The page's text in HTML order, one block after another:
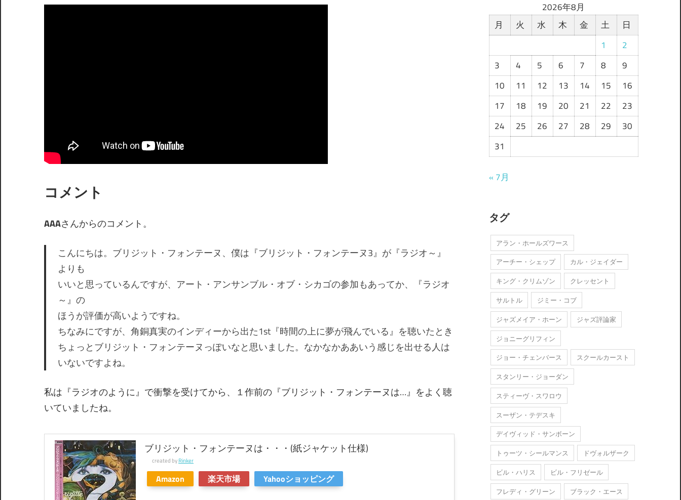
コメント
AAAさんからのコメント。
こんにちは。ブリジット・フォンテーヌ、僕は『ブリジット・フォンテーヌ3』が『ラジオ～』
よりも
いいと思っているんですが、アート・アンサンブル・オブ・シカゴの参加もあってか、『ラジオ
～』の
ほうが評価が高いようですね。
ちなみにですが、角銅真実のインディーから出た1st『時間の上に夢が飛んでいる』を聴いたとき
ちょっとブリジット・フォンテーヌっぽいなと思いました。なかなかああいう感じを出せる人は
いないですよね。
私は『ラジオのように』で衝撃を受けてから、１作前の『ブリジット・フォンテーヌは…』をよく聴
いていましたね。
ブリジット・フォンテーヌは・・・(紙ジャケット仕様)
created byRinker
Amazon 楽天市場 Yahooショッピング
2026年8月
月
火 水 木 金 土
日
1
2
3
4 5 6 7 8
9
10
11 12 13 14 15
16
17
18 19 20 21 22
23
24
25 26 27 28 29
30
31
« 7月
タグ
アラン・ホールズワース
アーチー・シェップ
カル・ジェイダー
キング・クリムゾン
クレッセント
サルトル
ジミー・コブ
ジャズメイア・ホーン
ジャズ評論家
ジョニーグリフィン
ジョー・チェンバース
スクールカースト
スタンリー・ジョーダン
スティーヴ・スワロウ
スーザン・テデスキ
デイヴィッド・サンボーン
トゥーツ・シールマンス
ドヴォルザーク
ビル・ハリス
ビル・フリゼール
フレディ・グリーン
ブラック・エース